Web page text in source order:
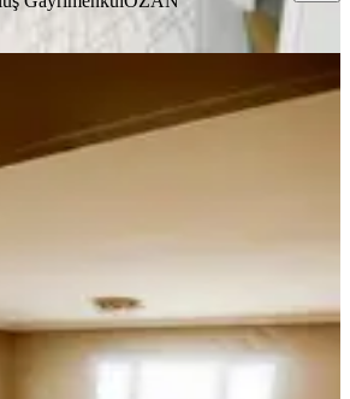
Emlak & Gayrimenkulden Kıyı
İsmetpaşa 3+1 Kiralık Daire
İsmetpaşa Mahallesi
ŞULE DOLGUN